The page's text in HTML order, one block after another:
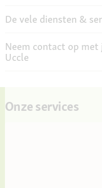
De vele diensten &
Neem contact op
Uccle
Onze services